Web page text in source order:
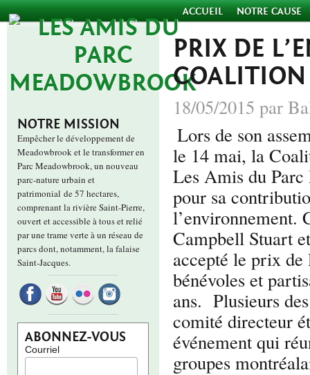
ACCUEIL NOTRE CAUSE
NOTRE MISSION
Empêcher le développement de
Meadowbrook et le transformer en
Parc Meadowbrook, un nouveau
parc-nature urbain et
patrimonial de 57 hectares,
comprenant la rivière Saint-Pierre,
ouvert et accessible à tous et relié
par une trame verte à un réseau de
parcs dont, notamment, la falaise
Saint-Jacques.
ABONNEZ-VOUS
Courriel
PRIX DE
COALITION
18/05/2015 par
Lors de son
le 14 mai, la
Les Amis du
pour sa
l’environnement.
Campbell Stuart
accepté le prix de
bénévoles et
ans. Plusieurs
comité directeur
événement qui
groupes